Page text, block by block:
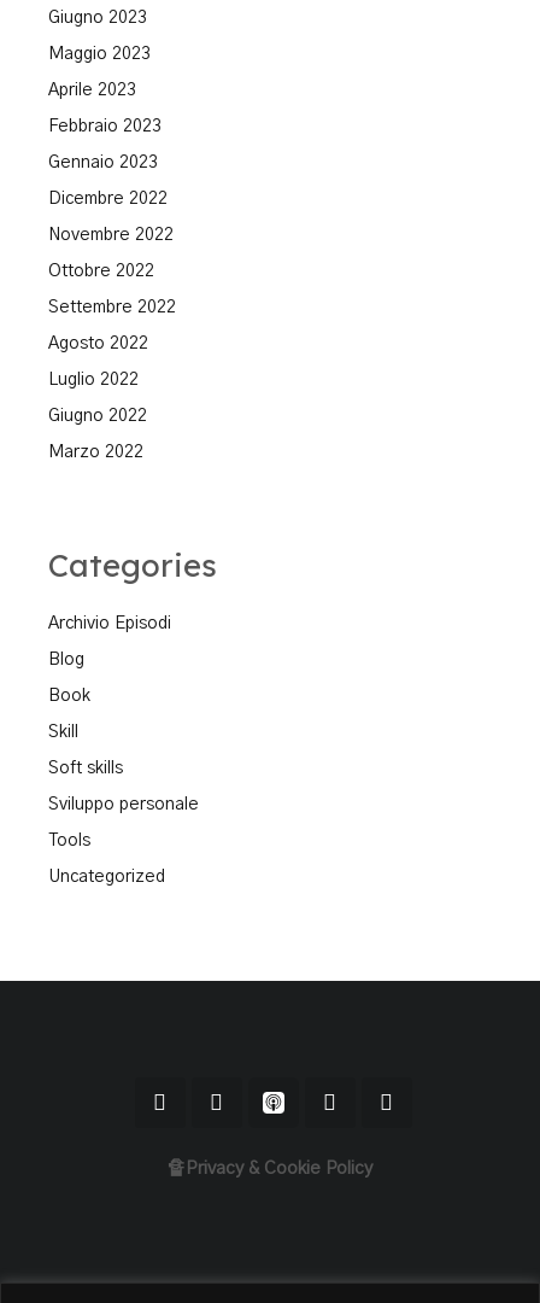
Giugno 2023
Maggio 2023
Aprile 2023
Febbraio 2023
Gennaio 2023
Dicembre 2022
Novembre 2022
Ottobre 2022
Settembre 2022
Agosto 2022
Luglio 2022
Giugno 2022
Marzo 2022
Categories
Archivio Episodi
Blog
Book
Skill
Soft skills
Sviluppo personale
Tools
Uncategorized
🔏Privacy & Cookie Policy